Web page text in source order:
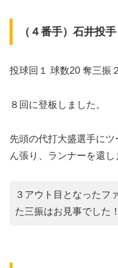
（４番手）石井投手
投球回１ 球数20 奪三振
８回に登板しました。
先頭の代打大盛選手に
ん張り、ランナーを還し
３アウト目となったフ
た三振はお見事でした！